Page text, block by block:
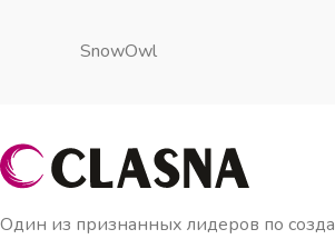
SnowOwl
Один из признанных лидеров по